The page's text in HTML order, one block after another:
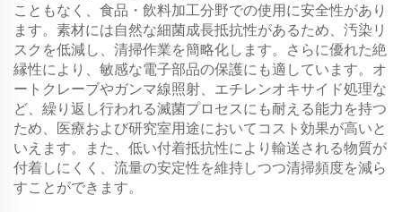
こともなく、食品・飲料加工分野での使用に安全性があり
ます。素材には自然な細菌成長抵抗性があるため、汚染リ
スクを低減し、清掃作業を簡略化します。さらに優れた絶
縁性により、敏感な電子部品の保護にも適しています。オ
ートクレーブやガンマ線照射、エチレンオキサイド処理な
ど、繰り返し行われる滅菌プロセスにも耐える能力を持つ
ため、医療および研究室用途においてコスト効果が高いと
いえます。また、低い付着抵抗性により輸送される物質が
付着しにくく、流量の安定性を維持しつつ清掃頻度を減ら
すことができます。